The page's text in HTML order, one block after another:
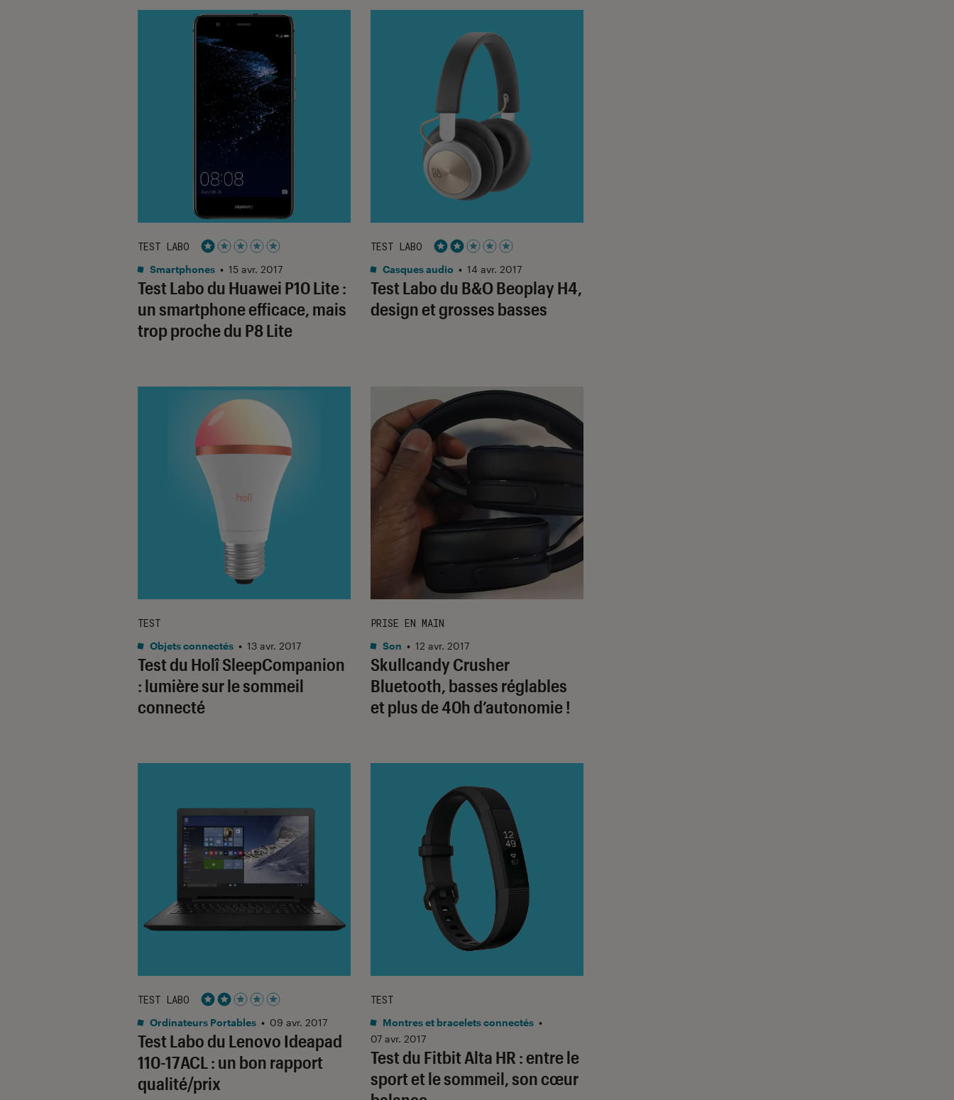
Test Labo du Huawei P10 Lite :
un smartphone efficace, mais
trop proche du P8 Lite
TEST LABO
Noté 1 étoiles sur 5
Smartphones • 15 avr. 2017
Test Labo du B&O Beoplay H4,
design et grosses basses
TEST LABO
Noté 2 étoiles sur 5
Casques audio • 14 avr. 2017
Test du Holî SleepCompanion
: lumière sur le sommeil
connecté
TEST
Objets connectés • 13 avr. 2017
Skullcandy Crusher
Bluetooth, basses réglables
et plus de 40h d’autonomie !
PRISE EN MAIN
Son • 12 avr. 2017
Test Labo du Lenovo Ideapad
110-17ACL : un bon rapport
qualité/prix
TEST LABO
Noté 2 étoiles sur 5
Ordinateurs Portables • 09 avr. 2017
Test du Fitbit Alta HR : entre le
sport et le sommeil, son cœur
TEST
Montres et bracelets connectés •
07 avr. 2017